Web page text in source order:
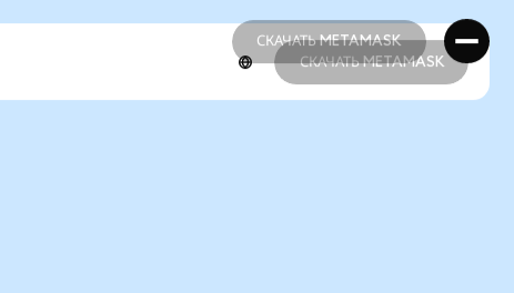
СКАЧАТЬ METAMASK
СКАЧАТЬ METAMASK
СКАЧАТЬ METAMASK